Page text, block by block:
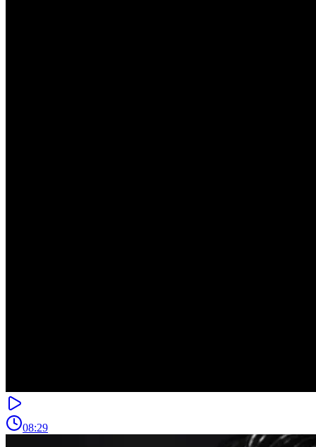
08:29